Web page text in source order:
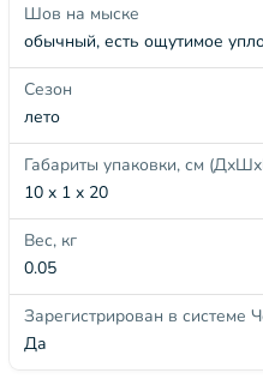
Шов на мыске
обычный, есть ощутимое
Сезон
лето
Габариты упаковки, см
10 x 1 x 20
Вес, кг
0.05
Зарегистрирован в системе
Да